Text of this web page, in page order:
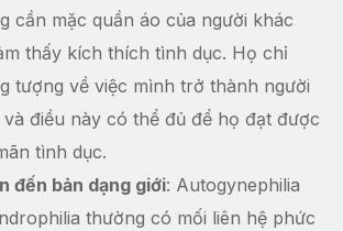
cần mặc quần áo của người khác
thấy kích thích tình dục. Họ chỉ
tượng về việc mình trở thành người
và điều này có thể đủ để họ đạt được
tình dục.
đến bản dạng giới: Autogynephilia
thường có mối liên hệ phức